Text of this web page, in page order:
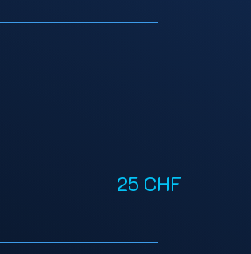
25 CHF